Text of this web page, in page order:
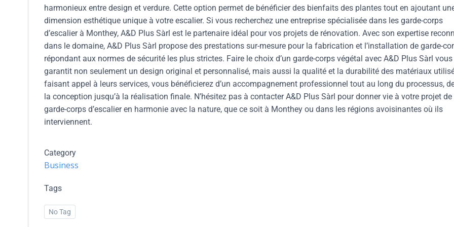
harmonieux entre design et verdure. Cette option permet de bénéficier des bienfaits des plantes tout en ajoutant
dimension esthétique unique à votre escalier. Si vous recherchez une entreprise spécialisée dans les garde-corps
d’escalier à Monthey, A&D Plus Sàrl est le partenaire idéal pour vos projets de rénovation. Avec son expertise
dans le domaine, A&D Plus Sàrl propose des prestations sur-mesure pour la fabrication et l’installation de garde-
répondant aux normes de sécurité les plus strictes. Faire le choix d’un garde-corps végétal avec A&D Plus Sàrl vous
garantit non seulement un design original et personnalisé, mais aussi la qualité et la durabilité des matériaux
faisant appel à leurs services, vous bénéficierez d’un accompagnement professionnel tout au long du processus,
la conception jusqu’à la réalisation finale. N’hésitez pas à contacter A&D Plus Sàrl pour donner vie à votre projet de
garde-corps d’escalier en harmonie avec la nature, que ce soit à Monthey ou dans les régions avoisinantes où ils
interviennent.
Category
Business
Tags
No Tag